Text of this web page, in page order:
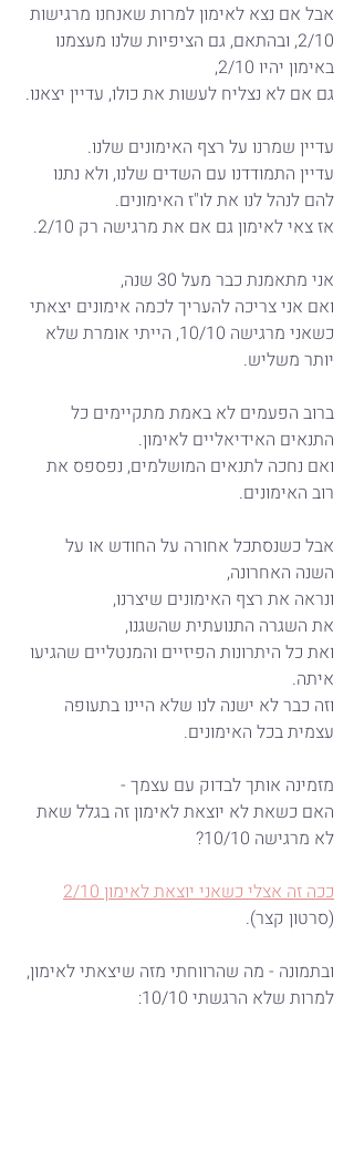
אבל אם נצא לאימון למרות שאנחנו מרגישות
2/10, ובהתאם, גם הציפיות שלנו מעצמנו
באימון יהיו 2/10,
גם אם לא נצליח לעשות את כולו, עדיין יצאנו.
עדיין שמרנו על רצף האימונים שלנו.
עדיין התמודדנו עם השדים שלנו, ולא נתנו
להם לנהל לנו את לו"ז האימונים.
אז צאי לאימון גם אם את מרגישה רק 2/10.
אני מתאמנת כבר מעל 30 שנה,
ואם אני צריכה להעריך לכמה אימונים יצאתי
כשאני מרגישה 10/10, הייתי אומרת שלא
יותר משליש.
ברוב הפעמים לא באמת מתקיימים כל
התנאים האידיאליים לאימון.
ואם נחכה לתנאים המושלמים, נפספס את
רוב האימונים.
אבל כשנסתכל אחורה על החודש או על
השנה האחרונה,
ונראה את רצף האימונים שיצרנו,
את השגרה התנועתית שהשגנו,
ואת כל היתרונות הפיזיים והמנטליים שהגיעו
איתה.
וזה כבר לא ישנה לנו שלא היינו בתעופה
עצמית בכל האימונים.
מזמינה אותך לבדוק עם עצמך -
האם כשאת לא יוצאת לאימון זה בגלל שאת
לא מרגישה 10/10?
ככה זה אצלי כשאני יוצאת לאימון 2/10
(סרטון קצר).
ובתמונה - מה שהרווחתי מזה שיצאתי לאימון,
למרות שלא הרגשתי 10/10: